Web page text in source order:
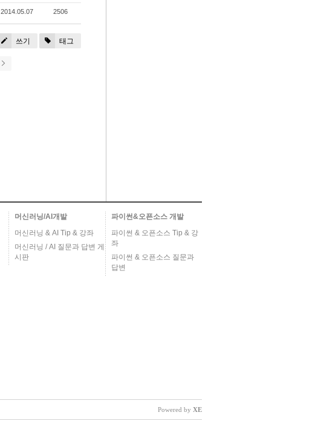
2014.05.07 2506
쓰기 태그
머신러닝/AI개발
머신러닝 & AI Tip & 강좌
머신러닝 / AI 질문과 답변 게
시판
파이썬&오픈소스 개발
파이썬 & 오픈소스 Tip & 강
좌
파이썬 & 오픈소스 질문과
답변
Powered by XE